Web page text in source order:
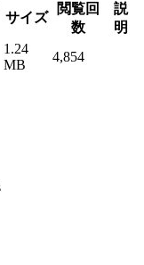
サイズ
閲覧回
数
説
明
1.24
MB
4,854